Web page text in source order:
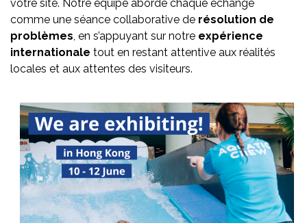
votre site. Notre équipe aborde chaque échange
comme une séance collaborative de résolution de
problèmes, en s’appuyant sur notre expérience
internationale tout en restant attentive aux réalités
locales et aux attentes des visiteurs.